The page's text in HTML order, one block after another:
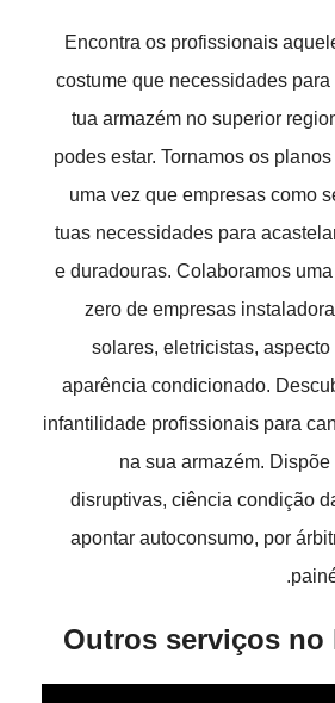
Encontra os profissionais
costume que necessidades
tua armazém no superior
podes estar. Tornamos os
uma vez que empresas como
tuas necessidades para
e duradouras. Colaboramos
zero de empresas
solares, eletricistas,
aparência condicionado.
infantilidade profissionais para
na sua armazém.
disruptivas, ciência condição
apontar autoconsumo, por
Outros serviços